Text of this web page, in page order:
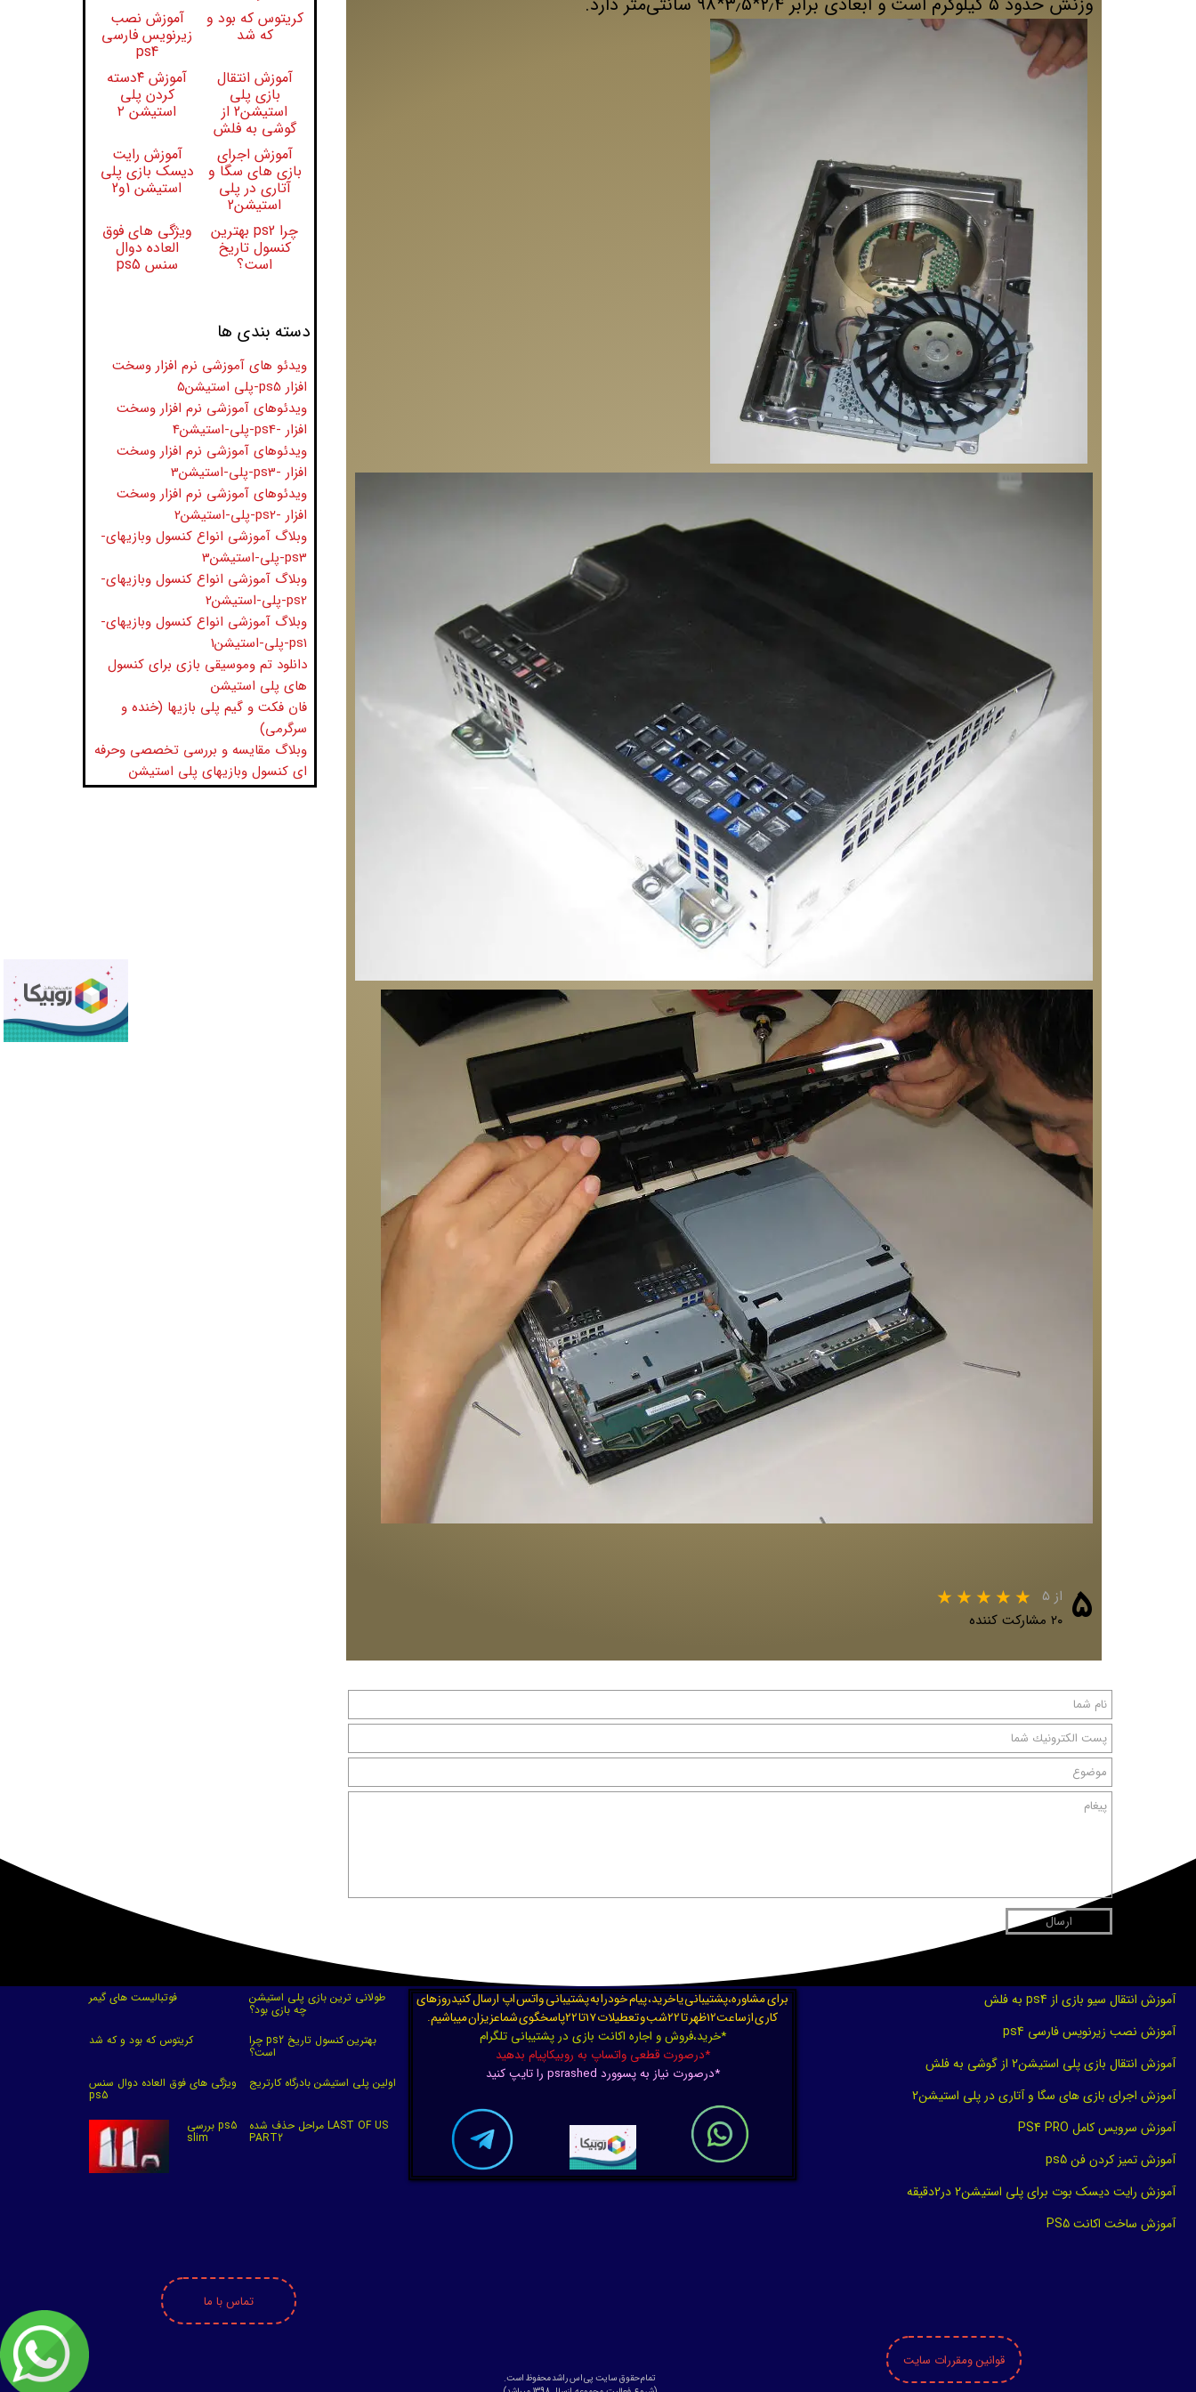
۵ از ۵
۲۰ مشارکت کننده
ارسال
کریتوس که بود و
که شد
آموزش نصب
زیرنویس فارسی
ps4
آموزش انتقال
بازی پلی
استیشن2 از
گوشی به فلش
آموزش ۴دسته
کردن پلی
استیشن ۲
آموزش اجرای
بازی های سگا و
آتاری در پلی
استیشن2
آموزش رایت
دیسک بازی پلی
استیشن 1و2
چرا ps2 بهترین
کنسول تاریخ
است؟
ویژگی های فوق
العاده دوال
سنس ps5
دسته بندی ها
ویدئو های آموزشی نرم افزار وسخت
افزار ps5-پلی استیشن5
ویدئوهای آموزشی نرم افزار وسخت
افزار -ps4-پلی-استیشن4
ویدئوهای آموزشی نرم افزار وسخت
افزار -ps3-پلی-استیشن3
ویدئوهای آموزشی نرم افزار وسخت
افزار -ps2-پلی-استیشن2
وبلاگ آموزشی انواع کنسول وبازیهای-
ps3-پلی-استیشن3
وبلاگ آموزشی انواع کنسول وبازیهای-
ps2-پلی-استیشن2
وبلاگ آموزشی انواع کنسول وبازیهای-
ps1-پلی-استیشن1
دانلود تم وموسیقی بازی برای کنسول
های پلی استیشن
فان فکت و گیم پلی بازیها (خنده و
سرگرمی)
وبلاگ مقایسه و بررسی تخصصی وحرفه
ای کنسول وبازیهای پلی استیشن
تمام حقوق سایت پی اس راشد محفوظ است.
تماس با ما
قوانین ومقررات سایت
آموزش انتقال سیو بازی از ps4 به فلش
آموزش نصب زیرنویس فارسی ps4
آموزش انتقال بازی پلی استیشن2 از گوشی به فلش
آموزش اجرای بازی های سگا و آتاری در پلی استیشن2
آموزش سرویس کامل PS4 PRO
آموزش تمیز کردن فن ps5
آموزش رایت دیسک بوت برای پلی استیشن2 در2دقیقه
آموزش ساخت اکانت PS5
برای مشاوره،پشتیبانی یا خرید، پیام خودرا به پشتیبانی واتس اپ ارسال کنیدروزهای
کاری ازساعت12ظهر تا 22شب و تعطیلات 17تا 22پاسخگوی شماعزیزان میباشیم.
*خرید،فروش و اجاره اکانت بازی در پشتیبانی تلگرام
*درصورت قطعی واتساپ به روبیکاپیام بدهید
*درصورت نیاز به پسوورد psrashed را تایپ کنید
فوتبالیست های گیمر طولانی ترین بازی پلی استیشن
چه بازی بود؟
کریتوس که بود و که شد
چرا ps2 بهترین کنسول تاریخ
است؟
ویژگی های فوق العاده دوال سنس
ps5
اولین پلی استیشن بادرگاه کارتریج
بررسی ps5
slim
مراحل حذف شده LAST OF US
PART2